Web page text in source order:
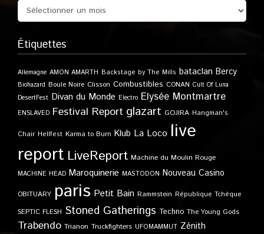
Étiquettes
Allemagne AMON AMARTH Backstage by The Mills bataclan Bercy
Biohazard Boule Noire Clisson Combustibles CONAN Cult Of Luna
DesertFest Divan du Monde Electro Elysée Montmartre
ENSLAVED Festival Report glazart GOJIRA Hangman's
Chair Hellfest Karma to Burn Klub La Loco live
report LiveReport Machine du Moulin Rouge
MACHINE HEAD Maroquinerie MASTODON Nouveau Casino
OBITUARY paris Petit Bain Rammstein République Tchèque
SEPTIC FLESH Stoned Gatherings Techno The Young Gods
Trabendo Trianon Truckfighters UFOMAMMUT Zénith